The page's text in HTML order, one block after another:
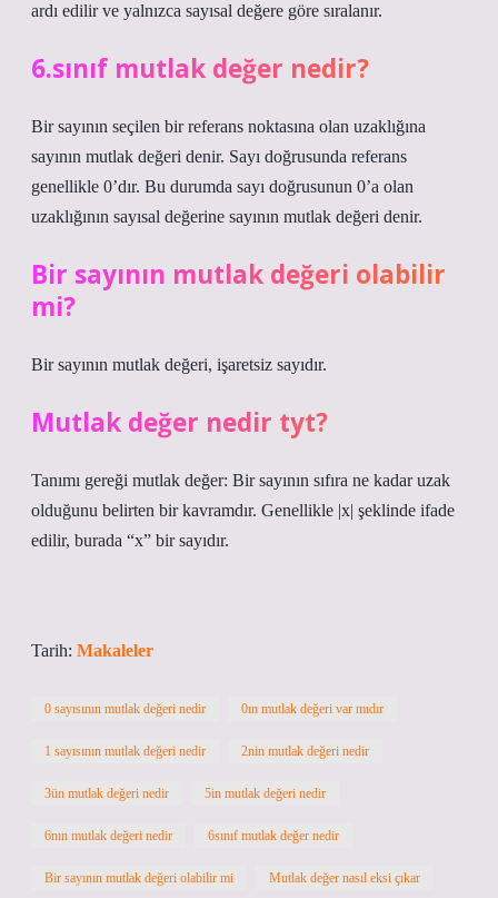
ardı edilir ve yalnızca sayısal değere göre sıralanır.
6.sınıf mutlak değer nedir?
Bir sayının seçilen bir referans noktasına olan uzaklığına
sayının mutlak değeri denir. Sayı doğrusunda referans
genellikle 0’dır. Bu durumda sayı doğrusunun 0’a olan
uzaklığının sayısal değerine sayının mutlak değeri denir.
Bir sayının mutlak değeri olabilir
mi?
Bir sayının mutlak değeri, işaretsiz sayıdır.
Mutlak değer nedir tyt?
Tanımı gereği mutlak değer: Bir sayının sıfıra ne kadar uzak
olduğunu belirten bir kavramdır. Genellikle |x| şeklinde ifade
edilir, burada “x” bir sayıdır.
Tarih: Makaleler
0 sayısının mutlak değeri nedir 0ın mutlak değeri var mıdır
1 sayısının mutlak değeri nedir 2nin mutlak değeri nedir
3ün mutlak değeri nedir 5in mutlak değeri nedir
6nın mutlak değeri nedir 6sınıf mutlak değer nedir
Bir sayının mutlak değeri olabilir mi Mutlak değer nasıl eksi çıkar